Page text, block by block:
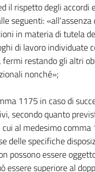
il rispetto degli accordi
seguenti: «all'assenza
in materia di tutela
di lavoro individuate
restando gli altri
nonché»;
1175 in caso di
secondo quanto
al medesimo comma
delle specifiche
possono essere
essere superiore al